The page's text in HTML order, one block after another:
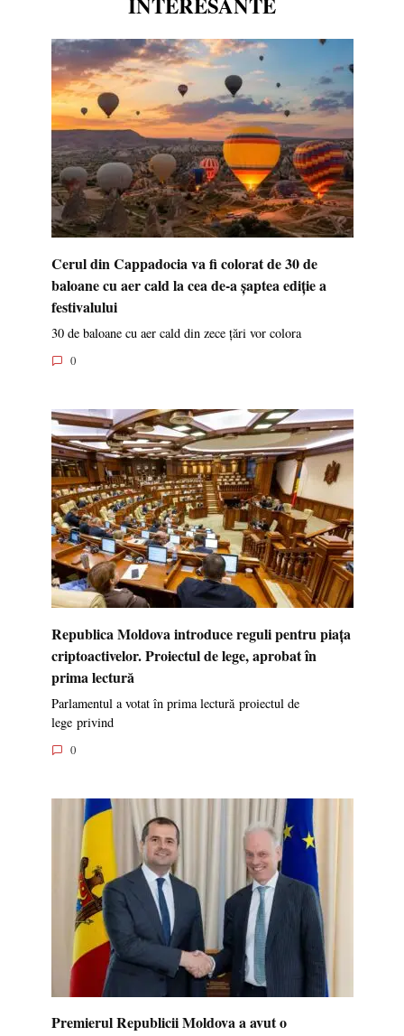
Cerul din Cappadocia va fi colorat de 30 de
baloane cu aer cald la cea de-a șaptea ediție a
festivalului
30 de baloane cu aer cald din zece țări vor colora
0
Republica Moldova introduce reguli pentru piața
criptoactivelor. Proiectul de lege, aprobat în
prima lectură
Parlamentul a votat în prima lectură proiectul de
lege privind
0
Premierul Republicii Moldova a avut o